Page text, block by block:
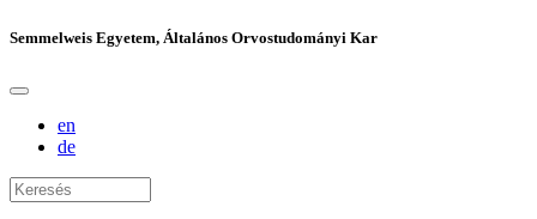
Semmelweis Egyetem, Általános Orvostudományi Kar
en
de